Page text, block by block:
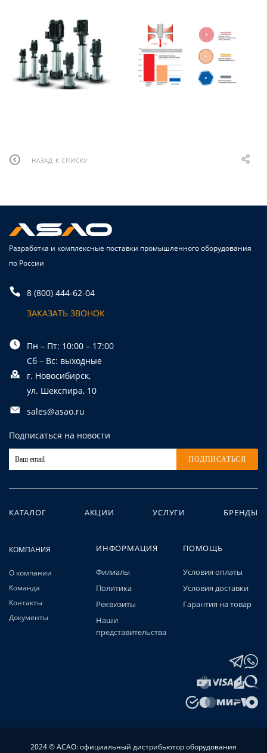
НАЗАД К СПИСКУ
Разработка и комплексные поставки промышленного оборудования
по России
8 (800) 444-62-04
ЗАКАЗАТЬ ЗВОНОК
Пн – Пт: 10:00 – 17:00
Сб – Вс: выходные
г. Новосибирск,
ул. Шекспира, 10
sales@asao.ru
Подписаться на новости
ПОДПИСАТЬСЯ
КАТАЛОГ АКЦИИ УСЛУГИ БРЕНДЫ
КОМПАНИЯ
О компании
Команда
Контакты
Документы
ИНФОРМАЦИЯ
Филиалы
Политика
Реквизиты
Наши
представительства
ПОМОЩЬ
Условия оплаты
Условия доставки
Гарантия на товар
2024 © АСАО: официальный дистрибьютор оборудования